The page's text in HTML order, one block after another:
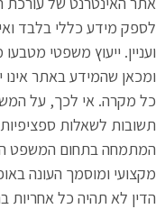
לספק מידע כללי בלבד
ועניין. ייעוץ משפטי
ומכאן שהמידע באתר
כל מקרה. אי לכך, על
תשובות לשאלות ספציפיות
המתמחה בתחום המשפט
מקצועי ומוסמך העונה
הדין לא תהיה כל